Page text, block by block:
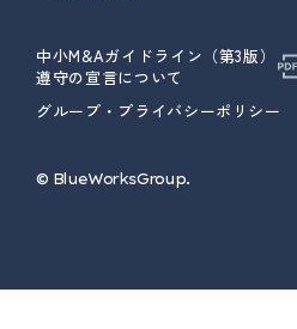
中小M&Aガイドライン（第3版）
遵守の宣言について
グループ・プライバシーポリシー
© ︎BlueWorksGroup.